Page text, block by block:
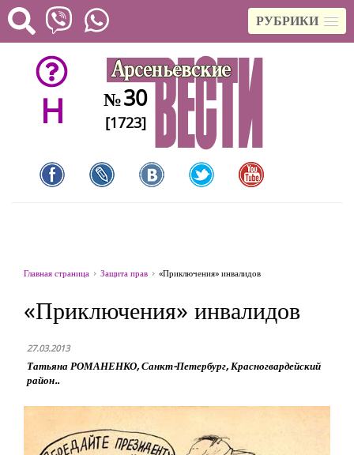
РУБРИКИ
H №30
[1723]
Главная страница Защита прав «Приключения» инвалидов
«Приключения» инвалидов
27.03.2013
Татьяна РОМАНЕНКО, Санкт-Петербург, Красногвардейский
район..